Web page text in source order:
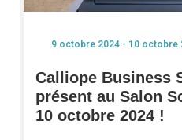
9 octobre 2024 - 10 octobre
Calliope Business
présent au Salon
10 octobre 2024 !